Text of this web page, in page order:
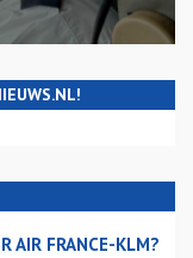
AIR FRANCE-KLM?